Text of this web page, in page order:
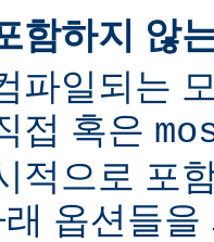
함하지 않
파일되는
접 혹은
적으로 포
옵션들을